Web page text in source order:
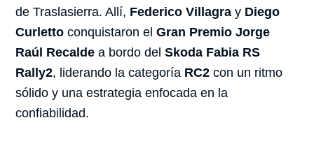
de Traslasierra. Allí, Federico Villagra y Diego
Curletto conquistaron elGran Premio Jorge
Raúl Recalde a bordo delSkoda Fabia RS
Rally2, liderando la categoría RC2 con un ritmo
sólido y una estrategia enfocada en la
confiabilidad.